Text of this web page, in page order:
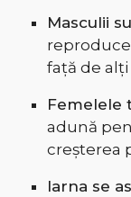
Masculii
față de
Femelele
adună
creșterea
Iarna se